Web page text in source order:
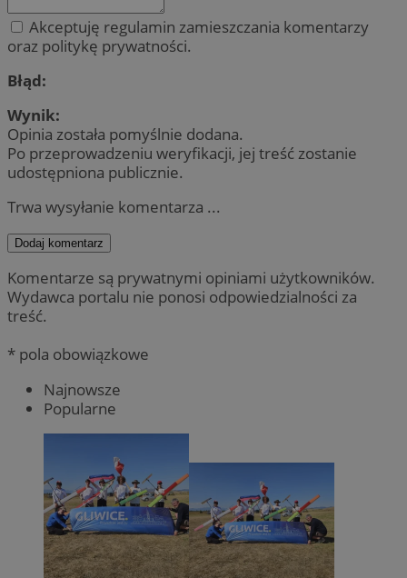
Akceptuję regulamin zamieszczania komentarzy
oraz politykę prywatności.
Błąd:
Wynik:
Opinia została pomyślnie dodana.
Po przeprowadzeniu weryfikacji, jej treść zostanie
udostępniona publicznie.
Trwa wysyłanie komentarza ...
Dodaj komentarz
Komentarze są prywatnymi opiniami użytkowników.
Wydawca portalu nie ponosi odpowiedzialności za
treść.
* pola obowiązkowe
Najnowsze
Popularne